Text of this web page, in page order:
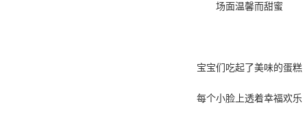
场面温馨而甜蜜
宝宝们吃起了美味的蛋糕
每个小脸上透着幸福欢乐